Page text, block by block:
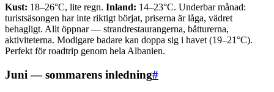
Kust: 18–26°C, lite regn. Inland: 14–23°C. Underbar månad:
turistsäsongen har inte riktigt börjat, priserna är låga, vädret
behagligt. Allt öppnar — strandrestaurangerna, båtturerna,
aktiviteterna. Modigare badare kan doppa sig i havet (19–21°C).
Perfekt för roadtrip genom hela Albanien.
Juni — sommarens inledning#